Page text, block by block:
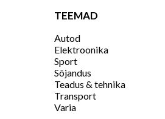
TEEMAD
Autod
Elektroonika
Sport
Sõjandus
Teadus & tehnika
Transport
Varia